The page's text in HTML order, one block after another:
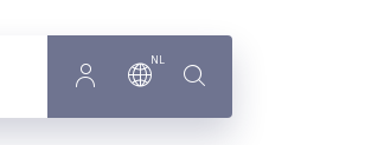
NL